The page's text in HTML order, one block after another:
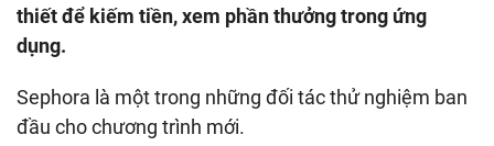
trình
dùng
liên
kết
thiết để kiếm tiền, xem phần thưởng trong ứng
dụng.
Sephora là một trong những đối tác thử nghiệm ban
đầu cho chương trình mới.